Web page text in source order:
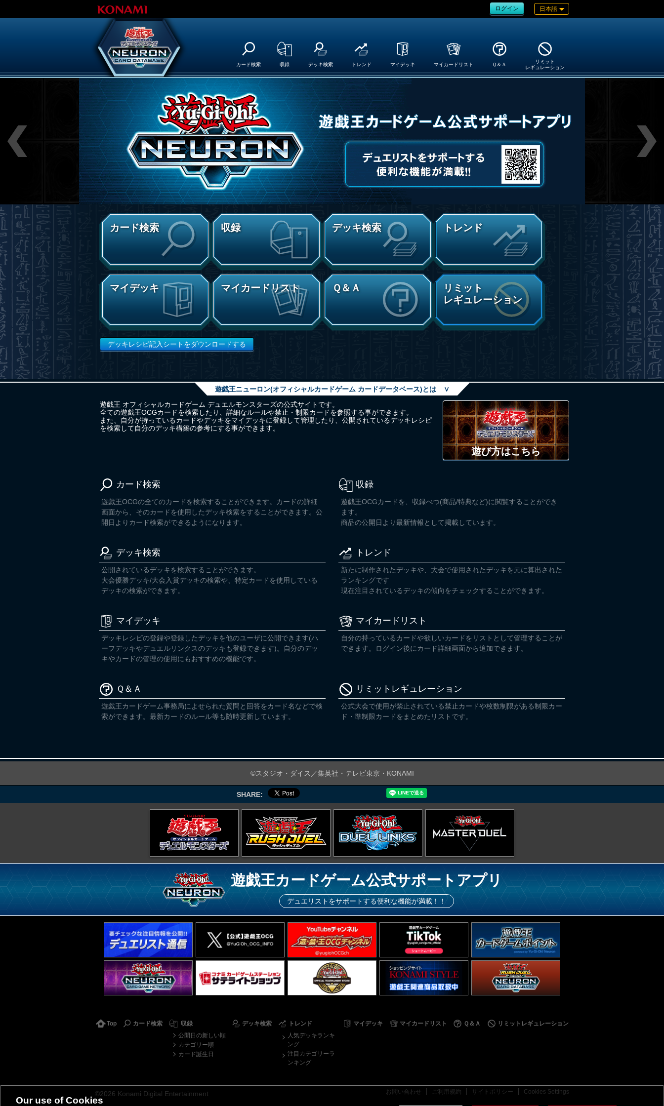
ログイン 日本語
カード検索 収録 デッキ検索 トレンド マイデッキ マイカードリスト Ｑ＆Ａ
リミット
レギュレーション
カード検索 収録 デッキ検索 トレンド
マイデッキ マイカードリスト Ｑ＆Ａ
リミット
レギュレーション
デッキレシピ記入シートをダウンロードする
遊戯王ニューロン(オフィシャルカードゲーム カードデータベース)とは
∨
遊戯王 オフィシャルカードゲーム デュエルモンスターズの公式サイトです。
全ての遊戯王OCGカードを検索したり、詳細なルールや禁止・制限カードを参照する事ができます。
また、自分が持っているカードやデッキをマイデッキに登録して管理したり、公開されているデッキレシピ
を検索して自分のデッキ構築の参考にする事ができます。
遊び方はこちら
カード検索
遊戯王OCGの全てのカードを検索することができます。カードの詳細
画面から、そのカードを使用したデッキ検索をすることができます。公
開日よりカード検索ができるようになります。
収録
遊戯王OCGカードを、収録べつ(商品/特典など)に閲覧することができ
ます。
商品の公開日より最新情報として掲載しています。
デッキ検索
公開されているデッキを検索することができます。
大会優勝デッキ/大会入賞デッキの検索や、特定カードを使用している
デッキの検索ができます。
トレンド
新たに制作されたデッキや、大会で使用されたデッキを元に算出された
ランキングです
現在注目されているデッキの傾向をチェックすることができます。
マイデッキ
デッキレシピの登録や登録したデッキを他のユーザに公開できます(ハ
ーフデッキやデュエルリンクスのデッキも登録できます)。自分のデッ
キやカードの管理の使用にもおすすめの機能です。
マイカードリスト
自分の持っているカードや欲しいカードをリストとして管理することが
できます。ログイン後にカード詳細画面から追加できます。
Ｑ＆Ａ
遊戯王カードゲーム事務局によせられた質問と回答をカード名などで検
索ができます。最新カードのルール等も随時更新しています。
リミットレギュレーション
公式大会で使用が禁止されている禁止カードや枚数制限がある制限カー
ド・準制限カードをまとめたリストです。
©スタジオ・ダイス／集英社・テレビ東京・KONAMI
SHARE:
遊戯王カードゲーム公式サポートアプリ
デュエリストをサポートする便利な機能が満載！！
Top カード検索
収録
公開日の新しい順
カテゴリー順
カード誕生日
デッキ検索
トレンド
人気デッキランキ
ング
注目カテゴリーラ
ンキング
マイデッキ マイカードリスト Ｑ＆Ａ リミットレギュレーション
お問い合わせ ご利用規約 サイトポリシー Cookies Settings
©2026 Konami Digital Entertainment
Our use of Cookies